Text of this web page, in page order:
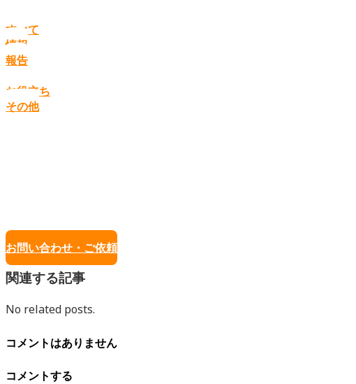
すべて
情報
報告
お役立ち
その他
お問い合わせ・ご依頼
関連する記事
No related posts.
コメントはありません
コメントする